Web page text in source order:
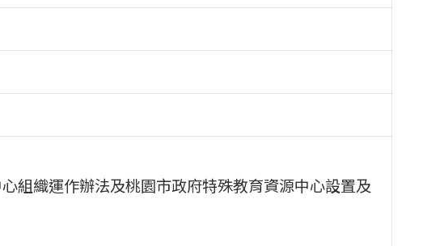
組織運作辦法及桃園市政府特殊教育資源中心設置及